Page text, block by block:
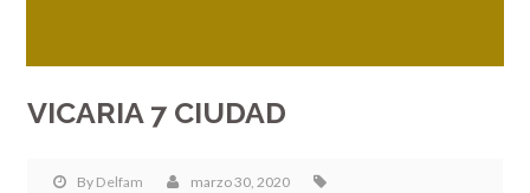
VICARIA 7 CIUDAD
By Delfam marzo 30, 2020